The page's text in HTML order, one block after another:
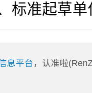
标准起草
息平台 ，认准啦